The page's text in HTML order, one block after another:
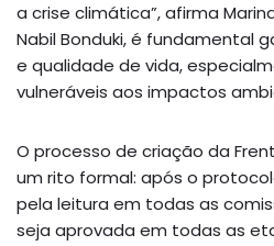
a crise climática”, afirma
Nabil Bonduki, é fundamental
e qualidade de vida,
vulneráveis aos impactos
O processo de criação da
um rito formal: após o
pela leitura em todas as
seja aprovada em todas as